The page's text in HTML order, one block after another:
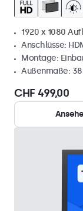
1920 x 1080
Anschlüsse:
Montage:
Außenmaße:
CHF 499,00